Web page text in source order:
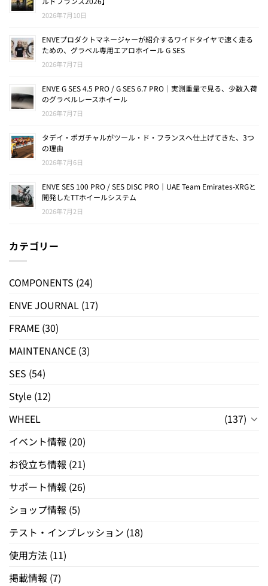
2026年7月10日
ENVEプロダクトマネージャーが紹介するワイドタイヤで速く走る
ための、グラベル専用エアロホイール G SES
2026年7月7日
ENVE G SES 4.5 PRO / G SES 6.7 PRO｜実測重量で見る、少数入荷
のグラベルレースホイール
2026年7月7日
タデイ・ポガチャルがツール・ド・フランスへ仕上げてきた、3つ
の理由
2026年7月6日
ENVE SES 100 PRO / SES DISC PRO｜UAE Team Emirates-XRGと
開発したTTホイールシステム
2026年7月2日
カテゴリー
COMPONENTS (24)
ENVE JOURNAL (17)
FRAME (30)
MAINTENANCE (3)
SES (54)
Style (12)
WHEEL
(137)
イベント情報 (20)
お役立ち情報 (21)
サポート情報 (26)
ショップ情報 (5)
テスト・インプレッション (18)
使用方法 (11)
掲載情報 (7)